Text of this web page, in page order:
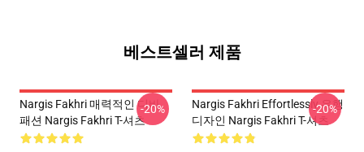
베스트셀러 제품
Nargis Fakhri 매력적인 디바
패션 Nargis Fakhri T-셔츠
-20%
Nargis Fakhri Effortlessly 유행
디자인 Nargis Fakhri T-셔츠
-20%